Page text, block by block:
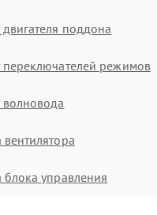
поддона
переключателей режимов
волновода
блока управления